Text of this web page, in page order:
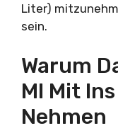
Liter)
sein.
Warum
Ml Mit
Nehmen